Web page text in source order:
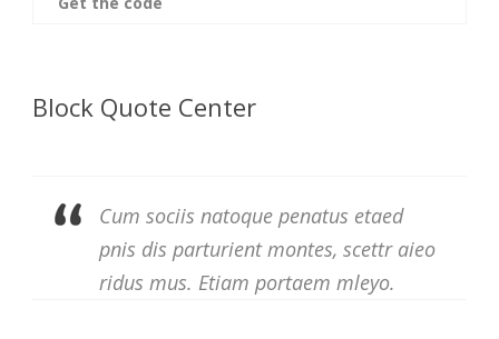
Block Quote Center
Cum sociis natoque penatus etaed
pnis dis parturient montes, scettr aieo
ridus mus. Etiam portaem mleyo.